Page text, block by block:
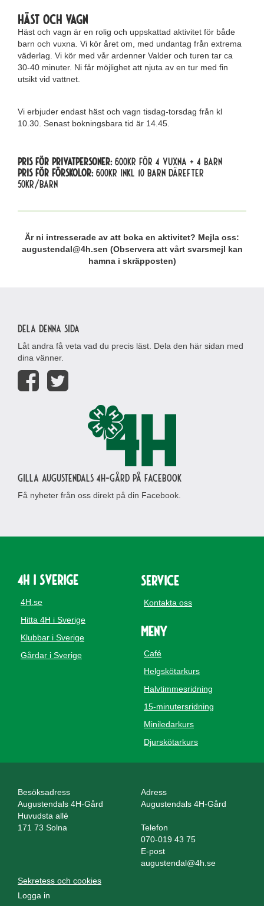
Häst och vagn
Häst och vagn är en rolig och uppskattad aktivitet för både
barn och vuxna. Vi kör året om, med undantag från extrema
väderlag. Vi kör med vår ardenner Valder och turen tar ca
30-40 minuter. Ni får möjlighet att njuta av en tur med fin
utsikt vid vattnet.
Vi erbjuder endast häst och vagn tisdag-torsdag från kl
10.30. Senast bokningsbara tid är 14.45.
Pris för privatpersoner:600kr för 4 vuxna + 4 barn
Pris för förskolor:600kr inkl 10 barn därefter
50kr/barn
Är ni intresserade av att boka en aktivitet? Mejla oss:
augustendal@4h.sen (Observera att vårt svarsmejl kan
hamna i skräpposten)
Dela denna sida
Låt andra få veta vad du precis läst. Dela den här sidan med
dina vänner.
Gilla Augustendals 4H-gård på Facebook
Få nyheter från oss direkt på din Facebook.
4H i Sverige
4H.se
Hitta 4H i Sverige
Klubbar i Sverige
Gårdar i Sverige
Service
Kontakta oss
Meny
Café
Helgskötarkurs
Halvtimmesridning
15-minutersridning
Miniledarkurs
Djurskötarkurs
Besöksadress
Augustendals 4H-Gård
Huvudsta allé
171 73 Solna
Adress
Augustendals 4H-Gård
Telefon
070-019 43 75
E-post
augustendal@4h.se
Sekretess och cookies
Logga in